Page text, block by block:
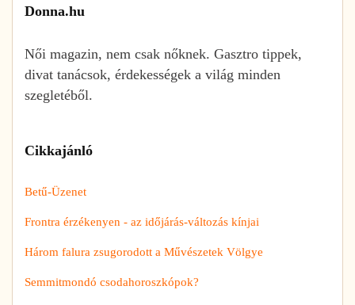
Donna.hu
Női magazin, nem csak nőknek. Gasztro tippek,
divat tanácsok, érdekességek a világ minden
szegletéből.
Cikkajánló
Betű-Üzenet
Frontra érzékenyen - az időjárás-változás kínjai
Három falura zsugorodott a Művészetek Völgye
Semmitmondó csodahoroszkópok?